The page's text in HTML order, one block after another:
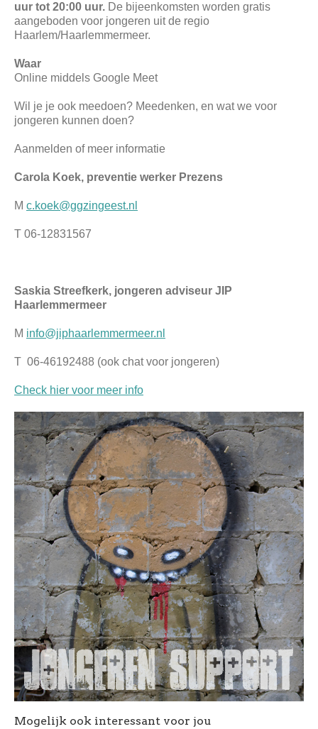
uur tot 20:00 uur. De bijeenkomsten worden gratis
aangeboden voor jongeren uit de regio
Haarlem/Haarlemmermeer.
Waar
Online middels Google Meet
Wil je je ook meedoen? Meedenken, en wat we voor
jongeren kunnen doen?
Aanmelden of meer informatie
Carola Koek, preventie werker Prezens
M c.koek@ggzingeest.nl
T 06-12831567
Saskia Streefkerk, jongeren adviseur JIP
Haarlemmermeer
M info@jiphaarlemmermeer.nl
T 06-46192488 (ook chat voor jongeren)
Check hier voor meer info
Mogelijk ook interessant voor jou